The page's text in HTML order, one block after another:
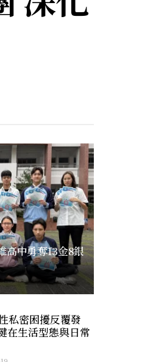
高中勇奪13金8銀
私密困擾反覆發
生活型態與日常